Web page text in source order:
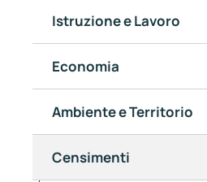
Istruzione e Lavoro
Economia
Ambiente e Territorio
Censimenti